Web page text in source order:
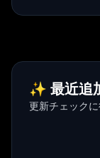
✨ 最近追
更新チェックに